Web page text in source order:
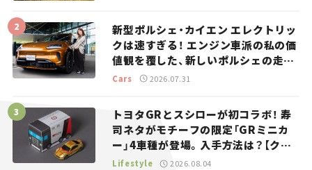
新型ポルシェ・カイエン エレクトリッ
クは速すぎる！ エンジン車派の私の価
値観を覆した、新しいポルシェの走
り。
Cars 2026.07.31
トヨタGRとスシローが初コラボ！ 寿
司ネタがモチーフの限定「GRミニカ
ー」4車種が登場。入手方法は？【クル
マとホビー】
Lifestyle 2026.08.04